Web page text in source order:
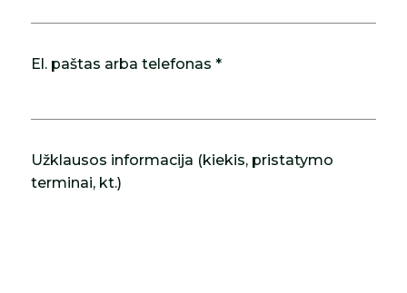
El. paštas arba telefonas *
Užklausos informacija (kiekis, pristatymo
terminai, kt.)